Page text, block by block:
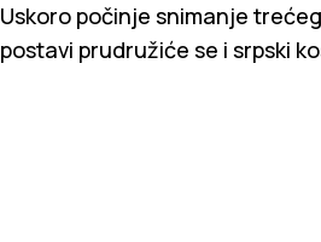
Uskoro počinje snimanje
postavi prudružiće se i srpski